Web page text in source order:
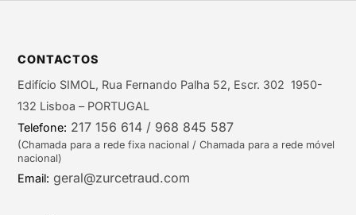
CONTACTOS
Edifício SIMOL, Rua Fernando Palha 52, Escr. 302 1950-
132 Lisboa – PORTUGAL
Telefone: 217 156 614 / 968 845 587
(Chamada para a rede fixa nacional / Chamada para a rede móvel
nacional)
Email: geral@zurcetraud.com